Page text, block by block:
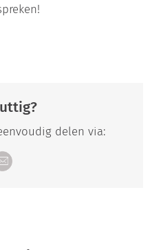
delen via: